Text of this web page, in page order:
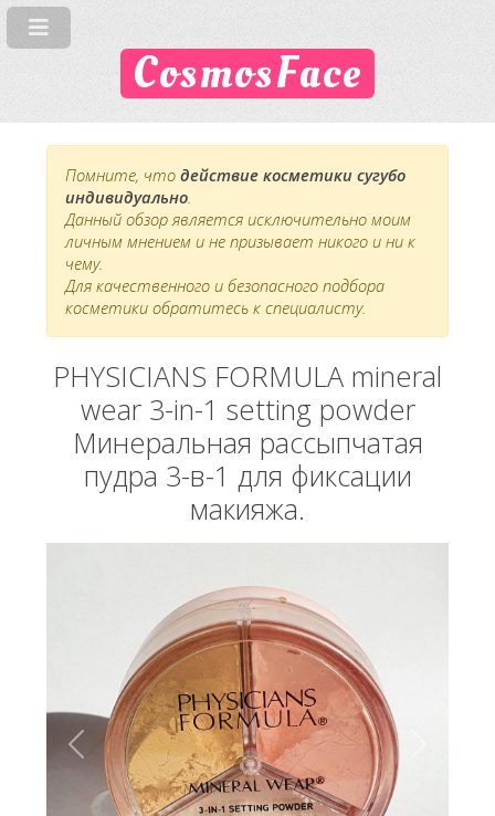
CosmosFace
Помните, что действие косметики сугубо
индивидуально.
Данный обзор является исключительно моим
личным мнением и не призывает никого и ни к
чему.
Для качественного и безопасного подбора
косметики обратитесь к специалисту.
PHYSICIANS FORMULA mineral
wear 3-in-1 setting powder
Минеральная рассыпчатая
пудра 3-в-1 для фиксации
макияжа.
Вперёд